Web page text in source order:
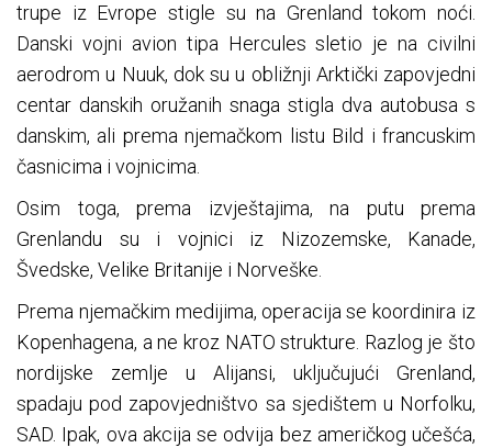
trupe iz Evrope stigle su na Grenland tokom noći.
Danski vojni avion tipa Hercules sletio je na civilni
aerodrom u Nuuk, dok su u obližnji Arktički zapovjedni
centar danskih oružanih snaga stigla dva autobusa s
danskim, ali prema njemačkom listu Bild i francuskim
časnicima i vojnicima.
Osim toga, prema izvještajima, na putu prema
Grenlandu su i vojnici iz Nizozemske, Kanade,
Švedske, Velike Britanije i Norveške.
Prema njemačkim medijima, operacija se koordinira iz
Kopenhagena, a ne kroz NATO strukture. Razlog je što
nordijske zemlje u Alijansi, uključujući Grenland,
spadaju pod zapovjedništvo sa sjedištem u Norfolku,
SAD. Ipak, ova akcija se odvija bez američkog učešća,